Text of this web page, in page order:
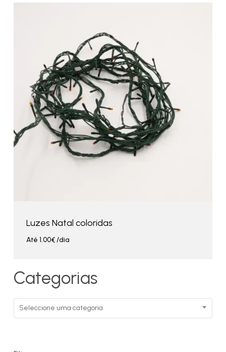
Luzes Natal coloridas
Até 1.00€/dia
Categorias
Seleccione uma categoria